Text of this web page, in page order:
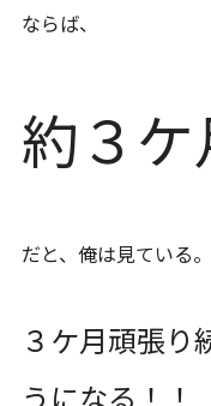
ならば、
約３ケ
だと、俺は見ている。
３ケ月頑張り
うになる！！